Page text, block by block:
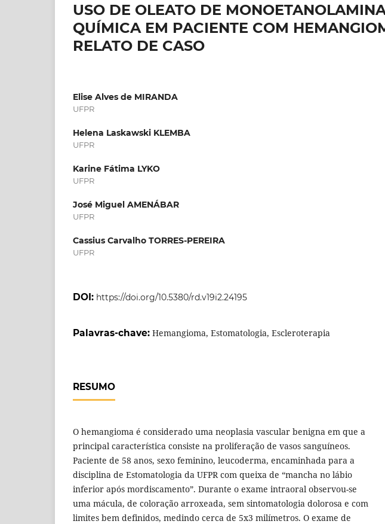
USO DE OLEATO DE
QUÍMICA EM PACIENTE COM
RELATO DE CASO
Elise Alves de MIRANDA
UFPR
Helena Laskawski KLEMBA
UFPR
Karine Fátima LYKO
UFPR
José Miguel AMENÁBAR
UFPR
Cassius Carvalho TORRES-PEREIRA
UFPR
DOI: https://doi.org/10.5380/rd.v19i2.24195
Palavras-chave: Hemangioma, Estomatologia, Escleroterapia
RESUMO
O hemangioma é considerado uma neoplasia vascular benigna em que a
principal característica consiste na proliferação de vasos sanguíneos.
Paciente de 58 anos, sexo feminino, leucoderma, encaminhada para a
disciplina de Estomatologia da UFPR com queixa de “mancha no lábio
inferior após mordiscamento”. Durante o exame intraoral observou-se
uma mácula, de coloração arroxeada, sem sintomatologia dolorosa e com
limites bem definidos, medindo cerca de 5x3 milímetros. O exame de